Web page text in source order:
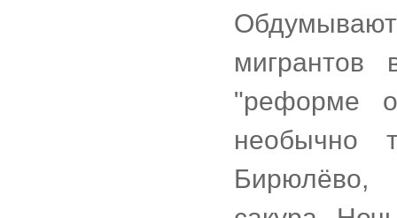
"реформе
необычно
Бирюлёво,